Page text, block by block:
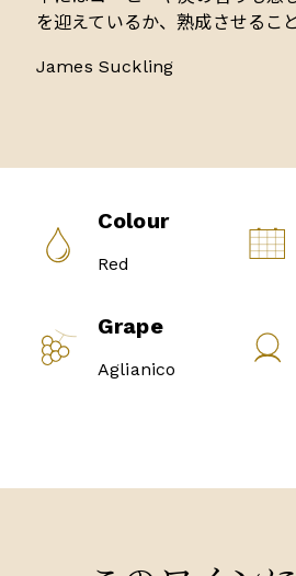
を迎えているか、熟成させるこ
James Suckling
Colour
Red
Grape
Aglianico